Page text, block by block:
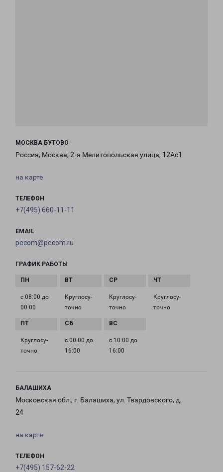
МОСКВА БУТОВО
Россия, Москва, 2-я Мелитопольская улица, 12Ас1
на карте
ТЕЛЕФОН
+7(495) 660-11-11
EMAIL
pecom@pecom.ru
ГРАФИК РАБОТЫ
с 08:00 до
00:00
Круглосу­
точно
Круглосу­
точно
Круглосу­
точно
Круглосу­
точно
с 00:00 до
16:00
с 10:00 до
16:00
БАЛАШИХА
Московская обл., г. Балашиха, ул. Твардовского, д.
24
на карте
ТЕЛЕФОН
+7(495) 157-62-22